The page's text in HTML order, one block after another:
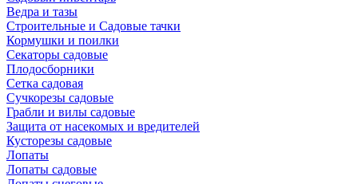
Ведра и тазы
Строительные и Садовые тачки
Кормушки и поилки
Секаторы садовые
Плодосборники
Сетка садовая
Сучкорезы садовые
Грабли и вилы садовые
Защита от насекомых и вредителей
Кусторезы садовые
Лопаты
Лопаты садовые